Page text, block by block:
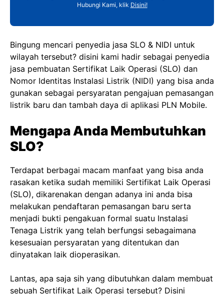
Hubungi Kami, klik Disini!
Bingung mencari penyedia jasa SLO & NIDI untuk
wilayah tersebut? disini kami hadir sebagai penyedia
jasa pembuatan Sertifikat Laik Operasi (SLO) dan
Nomor Identitas Instalasi Listrik (NIDI) yang bisa anda
gunakan sebagai persyaratan pengajuan pemasangan
listrik baru dan tambah daya di aplikasi PLN Mobile.
Mengapa Anda Membutuhkan
SLO?
Terdapat berbagai macam manfaat yang bisa anda
rasakan ketika sudah memiliki Sertifikat Laik Operasi
(SLO), dikarenakan dengan adanya ini anda bisa
melakukan pendaftaran pemasangan baru serta
menjadi bukti pengakuan formal suatu Instalasi
Tenaga Listrik yang telah berfungsi sebagaimana
kesesuaian persyaratan yang ditentukan dan
dinyatakan laik dioperasikan.
Lantas, apa saja sih yang dibutuhkan dalam membuat
sebuah Sertifikat Laik Operasi tersebut? Disini